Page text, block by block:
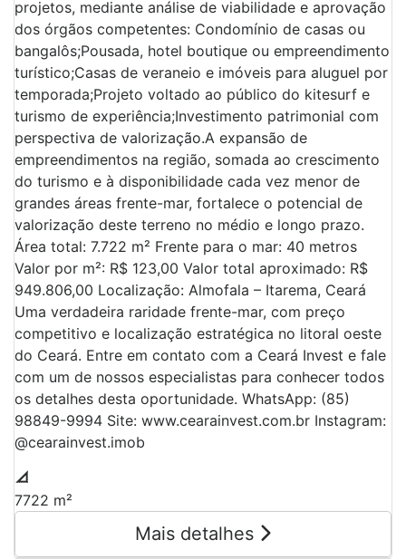
projetos, mediante análise de viabilidade e aprovação
dos órgãos competentes: Condomínio de casas ou
bangalôs;Pousada, hotel boutique ou empreendimento
turístico;Casas de veraneio e imóveis para aluguel por
temporada;Projeto voltado ao público do kitesurf e
turismo de experiência;Investimento patrimonial com
perspectiva de valorização.A expansão de
empreendimentos na região, somada ao crescimento
do turismo e à disponibilidade cada vez menor de
grandes áreas frente-mar, fortalece o potencial de
valorização deste terreno no médio e longo prazo.
Área total: 7.722 m² Frente para o mar: 40 metros
Valor por m²: R$ 123,00 Valor total aproximado: R$
949.806,00 Localização: Almofala – Itarema, Ceará
Uma verdadeira raridade frente-mar, com preço
competitivo e localização estratégica no litoral oeste
do Ceará. Entre em contato com a Ceará Invest e fale
com um de nossos especialistas para conhecer todos
os detalhes desta oportunidade. WhatsApp: (85)
98849-9994 Site: www.cearainvest.com.br Instagram:
@cearainvest.imob
7722 m²
Mais detalhes